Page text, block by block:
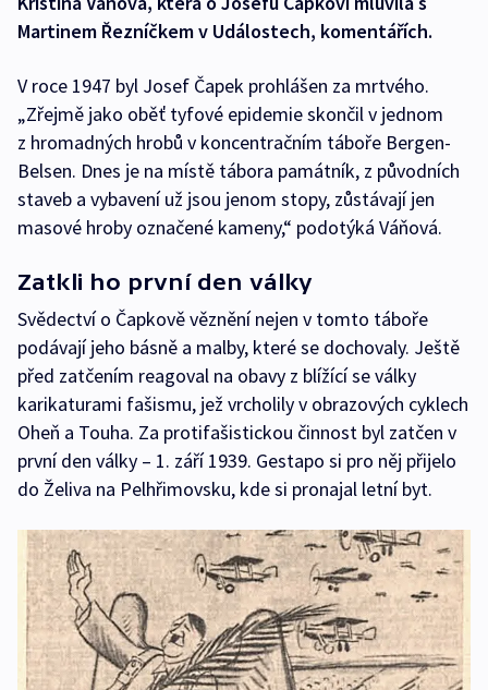
Martinem Řezníčkem v Událostech, komentářích.
V roce 1947 byl Josef Čapek prohlášen za mrtvého.
„Zřejmě jako oběť tyfové epidemie skončil v jednom
z hromadných hrobů v koncentračním táboře Bergen-
Belsen. Dnes je na místě tábora památník, z původních
staveb a vybavení už jsou jenom stopy, zůstávají jen
masové hroby označené kameny,“ podotýká Váňová.
Zatkli ho první den války
Svědectví o Čapkově věznění nejen v tomto táboře
podávají jeho básně a malby, které se dochovaly. Ještě
před zatčením reagoval na obavy z blížící se války
karikaturami fašismu, jež vrcholily v obrazových cyklech
Oheň a Touha. Za protifašistickou činnost byl zatčen v
první den války – 1. září 1939. Gestapo si pro něj přijelo
do Želiva na Pelhřimovsku, kde si pronajal letní byt.